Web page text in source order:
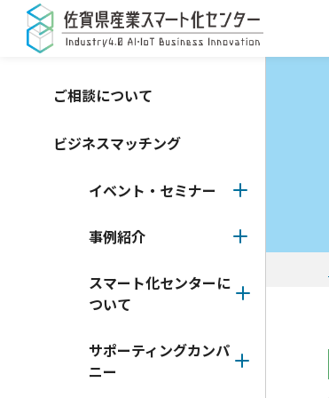
ご相談について
ビジネスマッチング
イベント・セミナー
事例紹介
スマート化センターに
ついて
サポーティングカンパ
ニー